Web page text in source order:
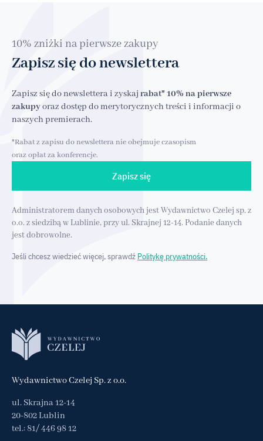
10% zniżki na pierwsze zakupy
Zapisz się do newslettera
Zapisz się do newslettera i zyskaj rabat* 10% na pierwsze
zakupyoraz dostęp do merytorycznych treści i informacji o
naszych premierach.
*Rabat z zapisu do newslettera nie obejmuje czasopism
oraz opłat za konferencje.
Zapisz się
Administratorem danych osobowych jest Wydawnictwo Czelej sp. z
o.o. z siedzibą w Lublinie, przy ul. Skrajnej 12-14. Podanie danych
jest dobrowolne.
Jeśli chcesz wiedzieć więcej, sprawdź Politykę prywatności.
Wydawnictwo Czelej Sp. z o.o.
ul. Skrajna 12-14
20-802 Lublin
tel.: 81/ 446 98 12